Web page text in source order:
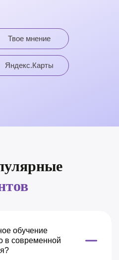
Твое мнение
Яндекс.Карты
обучение
в современной